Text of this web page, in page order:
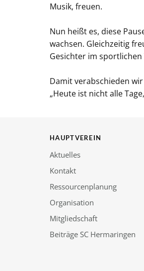
Musik, freuen.
Nun heißt es, diese
wachsen. Gleichzeitig
Gesichter im
Damit verabschieden
„Heute ist nicht alle
HAUPTVEREIN
Aktuelles
Kontakt
Ressourcenplanung
Organisation
Mitgliedschaft
Beiträge SC Hermaringen